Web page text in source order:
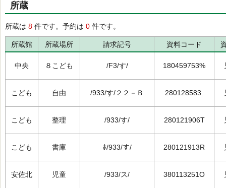
所蔵
所蔵は 8 件です。予約は 0 件です。
所蔵館 所蔵場所 請求記号 資料コード
中央 ８こども /F3/す/ 180459753%
こども 自由 /933/す/２２－Ｂ 280128583.
こども 整理 /933/す/ 280121906T
こども 書庫 ﾎ/933/す/ 280121913R
安佐北 児童 /933/ス/ 380113251O